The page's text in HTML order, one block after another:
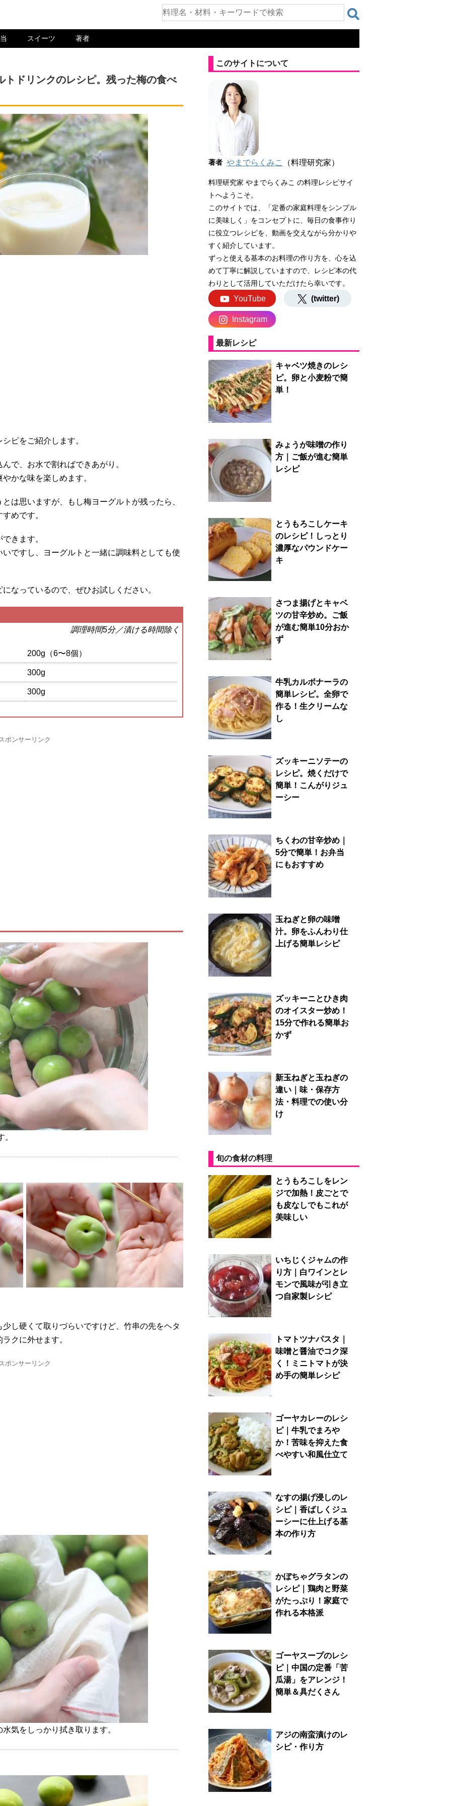
スイーツ 著者
トドリンクのレシピ。残った梅の食べ
ピをご紹介します。
で、お水で割ればできあがり。
かな味を楽しめます。
は思いますが、もし梅ヨーグルトが残ったら、
めです。
きます。
ですし、ヨーグルトと一緒に調味料としても使
なっているので、ぜひお試しください。
調理時間5分／漬ける時間除く
200g（6〜8個）
300g
300g
ポンサーリンク
し硬くて取りづらいですけど、竹串の先をヘタ
クに外せます。
ポンサーリンク
気をしっかり拭き取ります。
このサイトについて
著者 やまでらくみこ （料理研究家）
料理研究家 やまでらくみこ の料理レシピサイ
トへようこそ。
このサイトでは、「定番の家庭料理をシンプル
に美味しく」をコンセプトに、毎日の食事作り
に役立つレシピを、動画を交えながら分かりや
すく紹介しています。
ずっと使える基本のお料理の作り方を、心を込
めて丁寧に解説していますので、レシピ本の代
わりとして活用していただけたら幸いです。
YouTube (twitter)
Instagram
最新レシピ
キャベツ焼きのレシ
ピ。卵と小麦粉で簡
単！
みょうが味噌の作り
方｜ご飯が進む簡単
レシピ
とうもろこしケーキ
のレシピ！しっとり
濃厚なパウンドケー
キ
さつま揚げとキャベ
ツの甘辛炒め。ご飯
が進む簡単10分おか
ず
牛乳カルボナーラの
簡単レシピ。全卵で
作る！生クリームな
し
ズッキーニソテーの
レシピ。焼くだけで
簡単！こんがりジュ
ーシー
ちくわの甘辛炒め｜
5分で簡単！お弁当
にもおすすめ
玉ねぎと卵の味噌
汁。卵をふんわり仕
上げる簡単レシピ
ズッキーニとひき肉
のオイスター炒め！
15分で作れる簡単お
かず
新玉ねぎと玉ねぎの
違い｜味・保存方
法・料理での使い分
け
旬の食材の料理
とうもろこしをレン
ジで加熱！皮ごとで
も皮なしでもこれが
美味しい
いちじくジャムの作
り方｜白ワインとレ
モンで風味が引き立
つ自家製レシピ
トマトツナパスタ｜
味噌と醤油でコク深
く！ミニトマトが決
め手の簡単レシピ
ゴーヤカレーのレシ
ピ｜牛乳でまろや
か！苦味を抑えた食
べやすい和風仕立て
なすの揚げ浸しのレ
シピ｜香ばしくジュ
ーシーに仕上げる基
本の作り方
かぼちゃグラタンの
レシピ｜鶏肉と野菜
がたっぷり！家庭で
作れる本格派
ゴーヤスープのレシ
ピ｜中国の定番「苦
瓜湯」をアレンジ！
簡単＆具だくさん
アジの南蛮漬けのレ
シピ・作り方